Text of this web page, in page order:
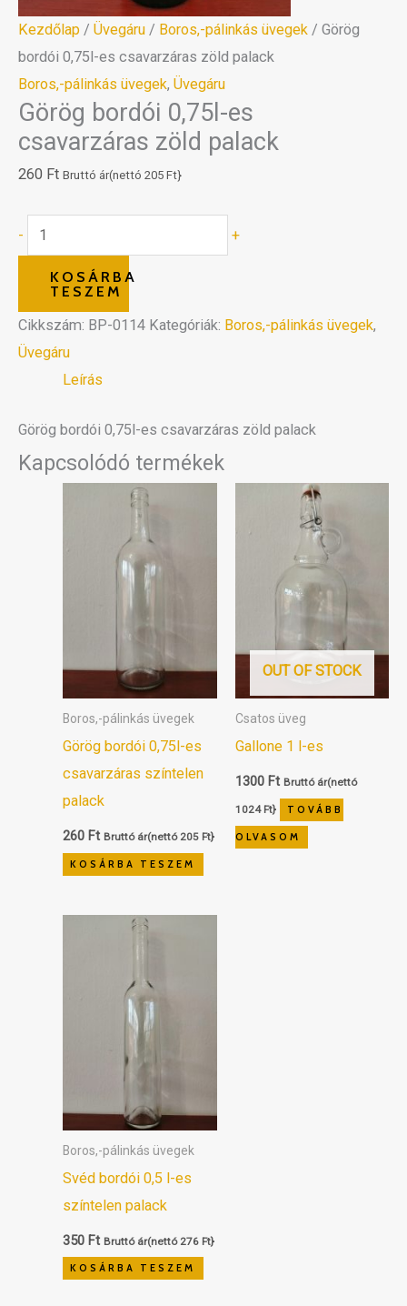
Kezdőlap / Üvegáru / Boros,-pálinkás üvegek / Görög
bordói 0,75l-es csavarzáras zöld palack
Boros,-pálinkás üvegek, Üvegáru
Görög bordói 0,75l-es
csavarzáras zöld palack
260 Ft Bruttó ár(nettó 205 Ft}
- +
KOSÁRBA
TESZEM
Cikkszám: BP-0114 Kategóriák: Boros,-pálinkás üvegek,
Üvegáru
Leírás
Görög bordói 0,75l-es csavarzáras zöld palack
Kapcsolódó termékek
Boros,-pálinkás üvegek
Görög bordói 0,75l-es
csavarzáras színtelen
palack
260 Ft Bruttó ár(nettó 205 Ft}
KOSÁRBA TESZEM
OUT OF STOCK
Csatos üveg
Gallone 1 l-es
1300 Ft Bruttó ár(nettó
1024 Ft} TOVÁBB
OLVASOM
Boros,-pálinkás üvegek
Svéd bordói 0,5 l-es
színtelen palack
350 Ft Bruttó ár(nettó 276 Ft}
KOSÁRBA TESZEM